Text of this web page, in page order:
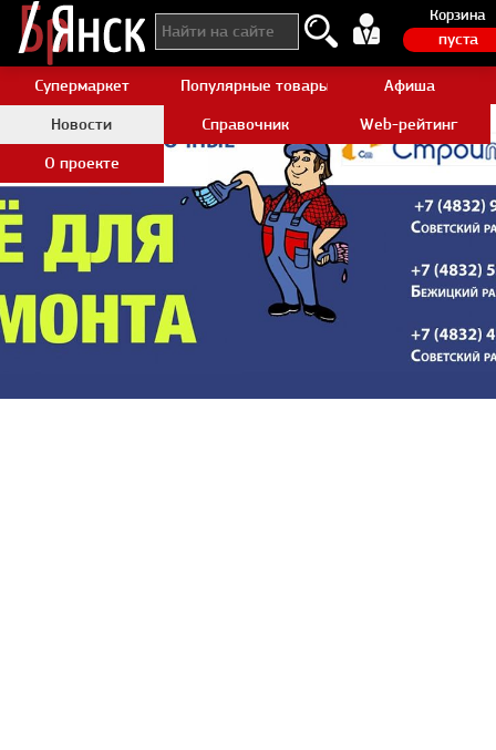
Корзина
пуста
Супермаркет Популярные товары AliexpressАфиша
Новости
Справочник
Web-рейтинг
О проекте